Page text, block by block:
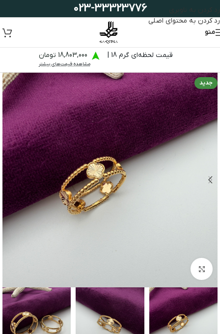
رد کردن به ناوبری
رد کردن به محتوای اصلی
023-33323776
منو
قیمت لحظه‌ای گرم 18 | 18,803,000 تومان
مشاهده قیمت‌های بیشتر
جدید
بزرگنمایی تصویر